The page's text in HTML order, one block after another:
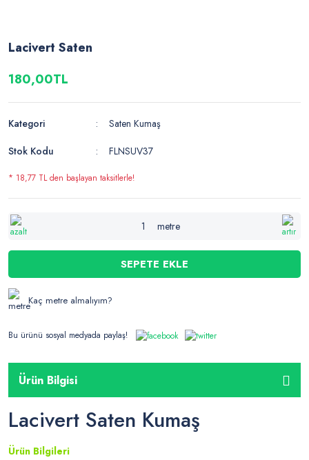
Lacivert Saten
180,00TL
Kategori
Saten Kumaş
Stok Kodu
FLNSUV37
* 18,77 TL den başlayan taksitlerle!
metre
SEPETE EKLE
Kaç metre almalıyım?
Bu ürünü sosyal medyada paylaş!
Ürün Bilgisi
Lacivert Saten Kumaş
Ürün Bilgileri